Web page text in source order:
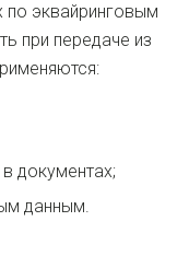
по эквайринговым
при передаче из
документах;
данным.